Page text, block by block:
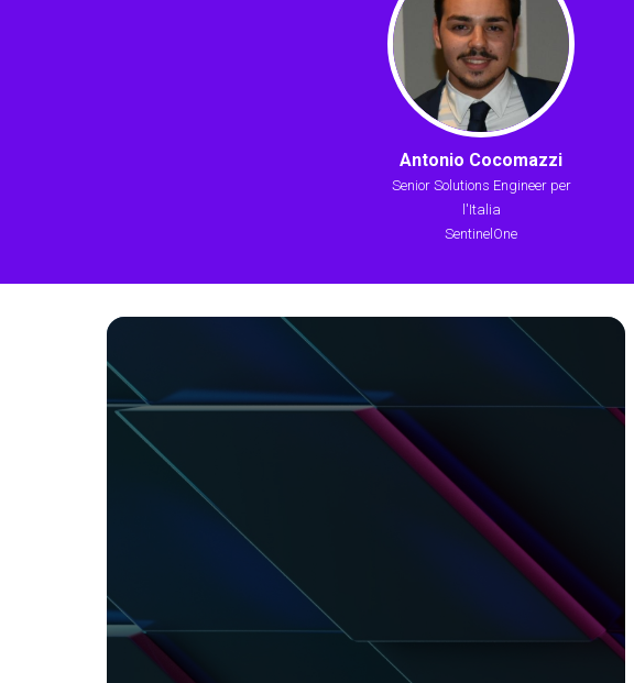
Antonio Cocomazzi
Senior Solutions Engineer per
l'Italia
SentinelOne